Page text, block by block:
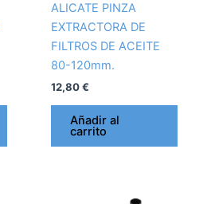
ALICATE PINZA
EXTRACTORA DE
FILTROS DE ACEITE
80-120mm.
12,80€
Añadir al
carrito